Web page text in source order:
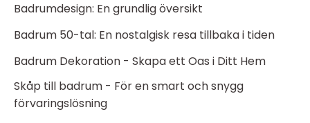
Badrumdesign: En grundlig översikt
Badrum 50-tal: En nostalgisk resa tillbaka i tiden
Badrum Dekoration - Skapa ett Oas i Ditt Hem
Skåp till badrum - För en smart och snygg
förvaringslösning